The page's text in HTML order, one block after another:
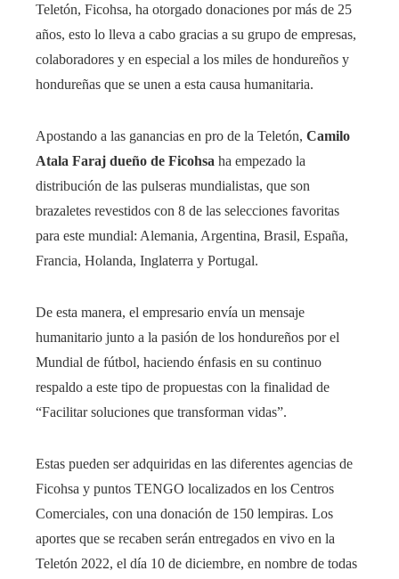
Teletón, Ficohsa, ha otorgado donaciones por más de 25
años, esto lo lleva a cabo gracias a su grupo de empresas,
colaboradores y en especial a los miles de hondureños y
hondureñas que se unen a esta causa humanitaria.
Apostando a las ganancias en pro de la Teletón, Camilo
Atala Faraj dueño de Ficohsa ha empezado la
distribución de las pulseras mundialistas, que son
brazaletes revestidos con 8 de las selecciones favoritas
para este mundial: Alemania, Argentina, Brasil, España,
Francia, Holanda, Inglaterra y Portugal.
De esta manera, el empresario envía un mensaje
humanitario junto a la pasión de los hondureños por el
Mundial de fútbol, haciendo énfasis en su continuo
respaldo a este tipo de propuestas con la finalidad de
“Facilitar soluciones que transforman vidas”.
Estas pueden ser adquiridas en las diferentes agencias de
Ficohsa y puntos TENGO localizados en los Centros
Comerciales, con una donación de 150 lempiras. Los
aportes que se recaben serán entregados en vivo en la
Teletón 2022, el día 10 de diciembre, en nombre de todas